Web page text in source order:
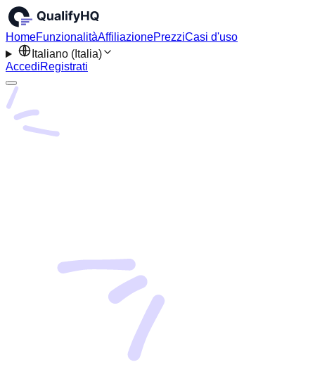
HomeFunzionalitàAffiliazionePrezziCasi d'uso
Italiano (Italia)
AccediRegistrati